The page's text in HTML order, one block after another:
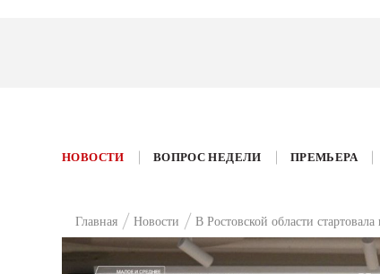
НОВОСТИ ВОПРОС НЕДЕЛИ ПРЕМЬЕРА
Главная Новости В Ростовской области